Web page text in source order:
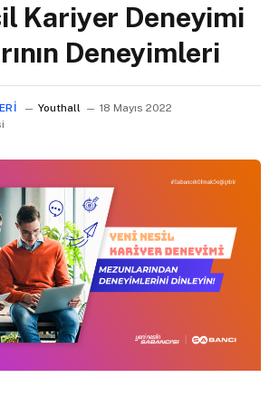
Kariyer Deneyimi
Deneyimleri
Youthall
18 Mayıs 2022